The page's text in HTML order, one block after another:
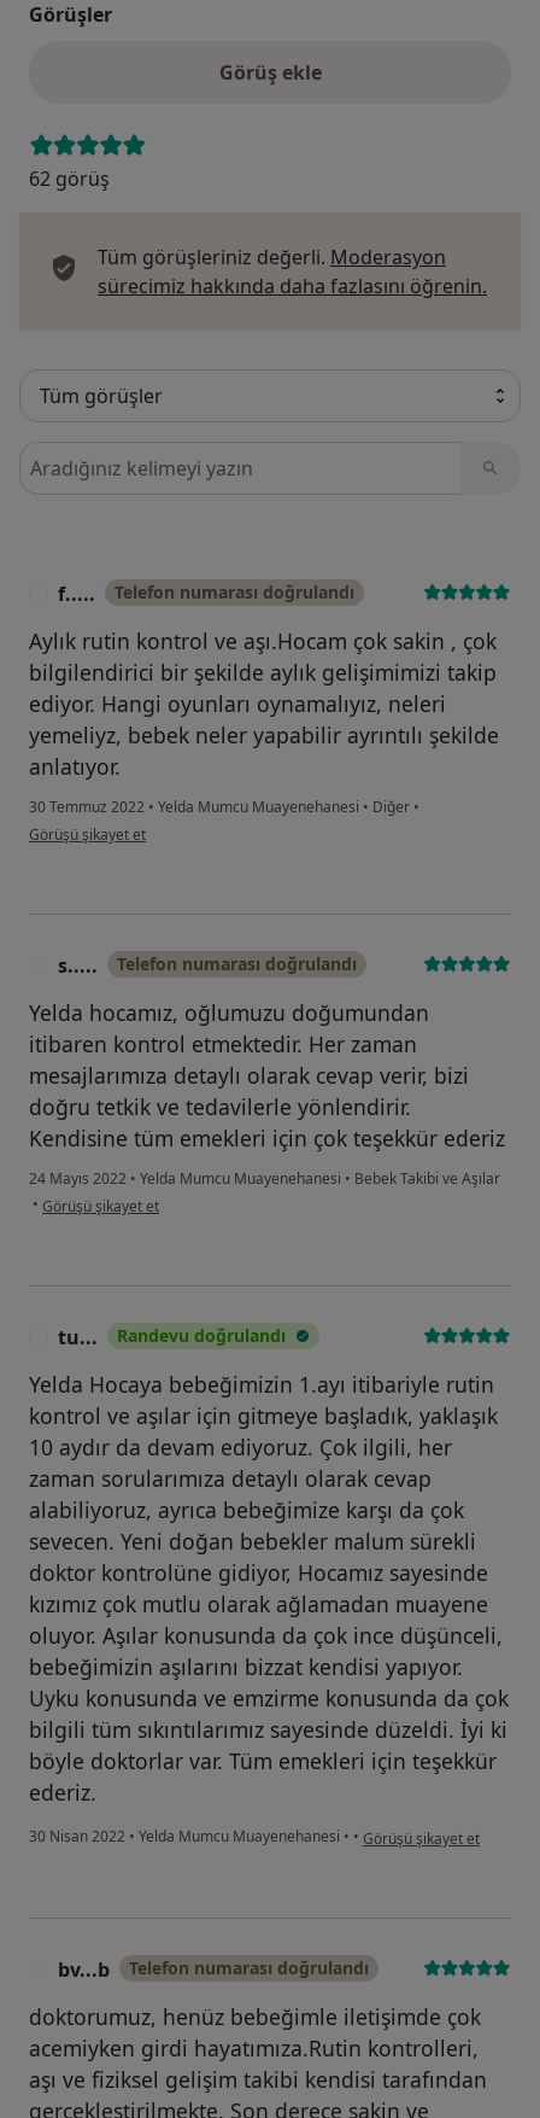
Görüşler
Görüş ekle
62 görüş
Tüm görüşleriniz değerli. Moderasyon
sürecimiz hakkında daha fazlasını öğrenin.
Görüşler içerisinde ara
f..... Telefon numarası doğrulandı
Aylık rutin kontrol ve aşı.Hocam çok sakin , çok
bilgilendirici bir şekilde aylık gelişimimizi takip
ediyor. Hangi oyunları oynamalıyız, neleri
yemeliyz, bebek neler yapabilir ayrıntılı şekilde
anlatıyor.
30 Temmuz 2022 • Yelda Mumcu Muayenehanesi • Diğer •
kullanıcının görüşüne göre f.....
Görüşü şikayet et
s..... Telefon numarası doğrulandı
Yelda hocamız, oğlumuzu doğumundan
itibaren kontrol etmektedir. Her zaman
mesajlarımıza detaylı olarak cevap verir, bizi
doğru tetkik ve tedavilerle yönlendirir.
Kendisine tüm emekleri için çok teşekkür ederiz
24 Mayıs 2022 • Yelda Mumcu Muayenehanesi • Bebek Takibi ve Aşılar
• kullanıcının görüşüne göre s.....
Görüşü şikayet et
tu... Randevu doğrulandı
Yelda Hocaya bebeğimizin 1.ayı itibariyle rutin
kontrol ve aşılar için gitmeye başladık, yaklaşık
10 aydır da devam ediyoruz. Çok ilgili, her
zaman sorularımıza detaylı olarak cevap
alabiliyoruz, ayrıca bebeğimize karşı da çok
sevecen. Yeni doğan bebekler malum sürekli
doktor kontrolüne gidiyor, Hocamız sayesinde
kızımız çok mutlu olarak ağlamadan muayene
oluyor. Aşılar konusunda da çok ince düşünceli,
bebeğimizin aşılarını bizzat kendisi yapıyor.
Uyku konusunda ve emzirme konusunda da çok
bilgili tüm sıkıntılarımız sayesinde düzeldi. İyi ki
böyle doktorlar var. Tüm emekleri için teşekkür
ederiz.
30 Nisan 2022 • Yelda Mumcu Muayenehanesi • • kullanıcının görüşüne
Görüşü şikayet et
bv...b Telefon numarası doğrulandı
doktorumuz, henüz bebeğimle iletişimde çok
acemiyken girdi hayatımıza.Rutin kontrolleri,
aşı ve fiziksel gelişim takibi kendisi tarafından
gerçekleştirilmekte. Son derece sakin ve